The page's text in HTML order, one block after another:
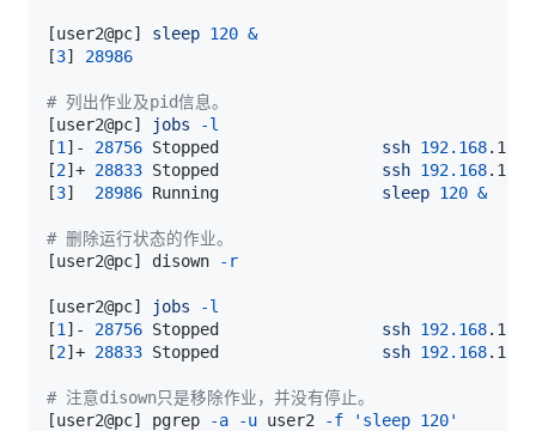
[user2@pc] sleep 120 &
[3] 28986
# 列出作业及pid信息。
[user2@pc] jobs
-l
[1 ] - 28756 Stopped ssh 192.168
[2] + 28833 Stopped ssh 192.168
[3] 28986 Running sleep 120 &
# 删除运行状态的作业。
[user2@pc] disown -r
[user2@pc] jobs
-l
[1 ] - 28756 Stopped ssh 192.168
[2] + 28833 Stopped ssh 192.168
# 注意disown只是移除作业，并没有停止。
[user2@pc] pgrep -a -u user2 -f
'sleep 120'